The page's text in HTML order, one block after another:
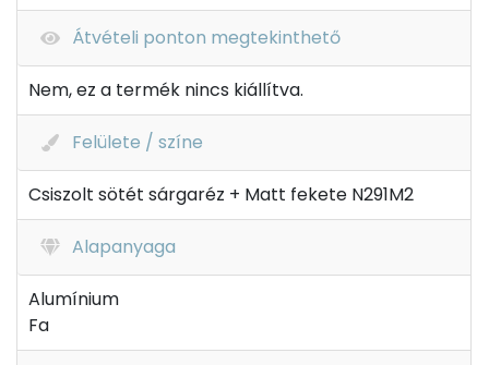
Átvételi ponton megtekinthető
Nem, ez a termék nincs kiállítva.
Felülete / színe
Csiszolt sötét sárgaréz + Matt fekete N291M2
Alapanyaga
Alumínium
Fa